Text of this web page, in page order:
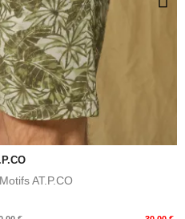
AT.P.CO